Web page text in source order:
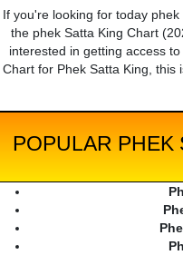
If you're looking for today
the phek Satta King Chart
interested in getting access
Chart for Phek Satta King, this
POPULAR PHEK